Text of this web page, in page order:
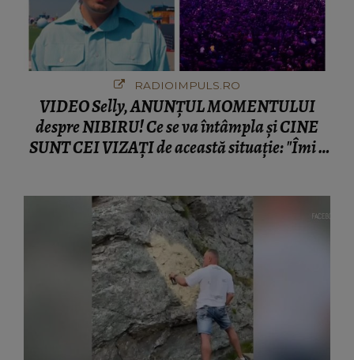
RADIOIMPULS.RO
VIDEO Selly, ANUNȚUL MOMENTULUI
despre NIBIRU! Ce se va întâmpla și CINE
SUNT CEI VIZAȚI de această situație: "Îmi e